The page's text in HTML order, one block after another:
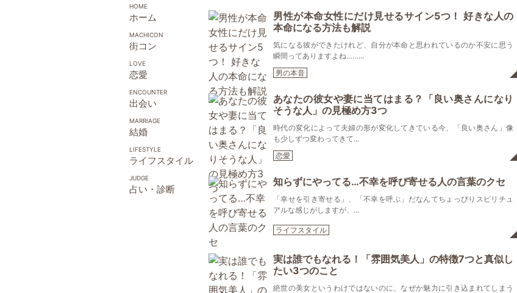
ホーム
街コン
恋愛
出会い
結婚
ライフスタイル
占い・診断
男性が本命女性にだけ見せるサイン5つ！ 好きな人の
本命になる方法も解説
気になる彼ができたけれど、自分が本命と思われているのか不安に思う
瞬間ってありますよね……...
男の本音
あなたの彼女や妻に当てはまる？「良い奥さんになり
そうな人」の見極め方3つ
時代の変化によって夫婦の形が変化してきている今、「良い奥さん」像
も少しずつ変わってきて...
恋愛
知らずにやってる…不幸を呼び寄せる人の言葉のクセ
「幸せを引き寄せる」、「不幸を呼ぶ」だなんてちょっぴりスピリチュ
アルな感じがしますが、...
ライフスタイル
実は誰でもなれる！「雰囲気美人」の特徴7つと真似し
たい3つのこと
絶世の美女というわけではないのに、なぜか魅力に引き込まれてしまう